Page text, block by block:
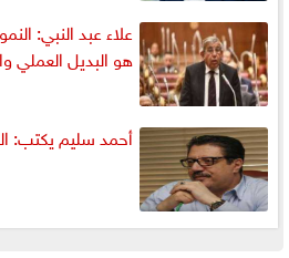
علاء عبد النبي:
هو البديل العملي
أحمد سليم يكتب: